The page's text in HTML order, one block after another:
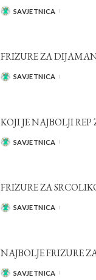
POSTED
SAVJETNICA
FRIZURE ZA
POSTED
SAVJETNICA
KOJI JE NAJBOLJI
POSTED
SAVJETNICA
FRIZURE ZA
POSTED
SAVJETNICA
NAJBOLJE FRIZURE
POSTED
SAVJETNICA